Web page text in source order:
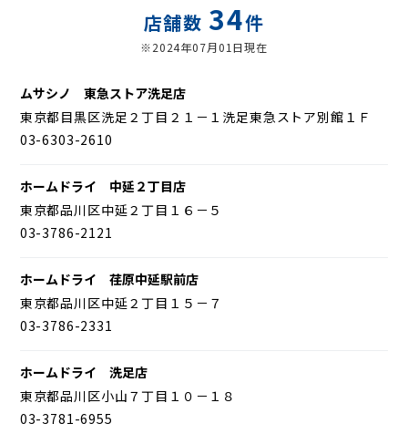
店舗数 34件
※2024年07月01日現在
ムサシノ 東急ストア洗足店
東京都目黒区洗足２丁目２１－１洗足東急ストア別館１Ｆ
03-6303-2610
ホームドライ 中延２丁目店
東京都品川区中延２丁目１６－５
03-3786-2121
ホームドライ 荏原中延駅前店
東京都品川区中延２丁目１５－７
03-3786-2331
ホームドライ 洗足店
東京都品川区小山７丁目１０－１８
03-3781-6955